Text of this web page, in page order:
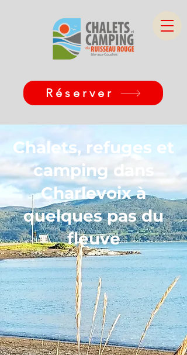
Réserver
Chalets, refuges et
camping dans
Charlevoix à
quelques pas du
fleuve